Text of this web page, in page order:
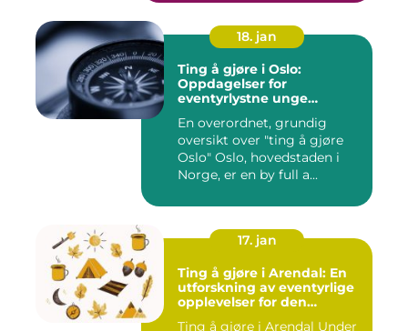
18. jan
Ting å gjøre i Oslo:
Oppdagelser for
eventyrlystne unge
En overordnet, grundig
oversikt over "ting å gjøre
Oslo" Oslo, hovedstaden i
Norge, er en by full a...
17. jan
Ting å gjøre i Arendal: En
utforskning av eventyrlige
opplevelser for den
Ting å gjøre i Arendal Under